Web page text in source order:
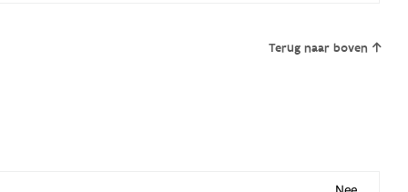
Terug naar boven